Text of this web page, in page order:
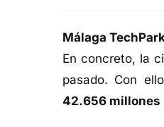
Málaga
En concreto, la
pasado. Con
42.656 millones